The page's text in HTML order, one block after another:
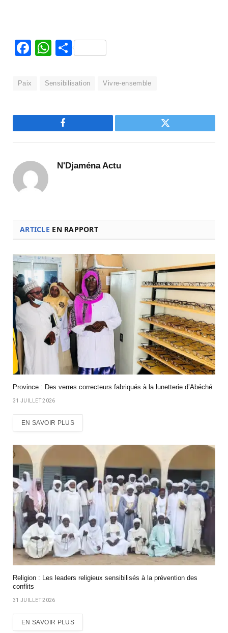
Facebook
WhatsApp
Partager
Paix Sensibilisation Vivre-ensemble
Facebook Twitter
N'Djaména Actu
ARTICLE EN RAPPORT
Province : Des verres correcteurs fabriqués à la lunetterie d’Abéché
31 JUILLET 2026
EN SAVOIR PLUS
Religion : Les leaders religieux sensibilisés à la prévention des
conflits
31 JUILLET 2026
EN SAVOIR PLUS